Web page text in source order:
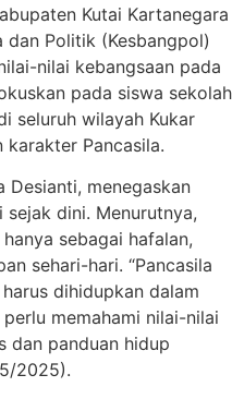
Kutai Kartanegara
dan Politik (Kesbangpol)
nilai kebangsaan pada
pada siswa sekolah
seluruh wilayah Kukar
karakter Pancasila.
Desianti, menegaskan
dini. Menurutnya,
sebagai hafalan,
sehari-hari. “Pancasila
dihidupkan dalam
memahami nilai-nilai
dan panduan hidup
2025).